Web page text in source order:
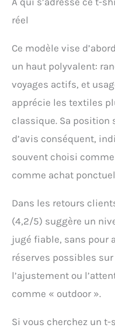
adhérence sûre sur
ferrata au niveau
chaussures
crampons à angle
de puissance
échelles.
Confort : les
respirabilité durables,
chaleur sont
réel
Ce modèle vise
un haut polyvalent:
voyages actifs, et
apprécie les textiles
classique. Sa position
d’avis conséquent,
souvent choisi
comme achat
Dans les retours
(4,2/5) suggère un
jugé fiable, sans pour
réserves possibles
l’ajustement ou
comme « outdoor ».
Si vous cherchez un